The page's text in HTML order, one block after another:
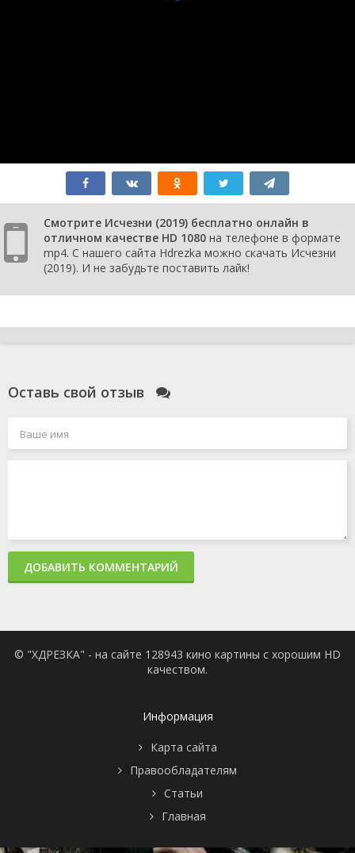
Смотрите Исчезни (2019) бесплатно онлайн в
отличном качестве HD 1080 на телефоне в формате
mp4. С нашего сайта Hdrezka можно скачать Исчезни
(2019). И не забудьте поставить лайк!
Оставь свой отзыв
ДОБАВИТЬ КОММЕНТАРИЙ
© "ХДРЕЗКА" - на сайте 128943 кино картины с хорошим HD
качеством.
Информация
Карта сайта
Правообладателям
Статьи
Главная